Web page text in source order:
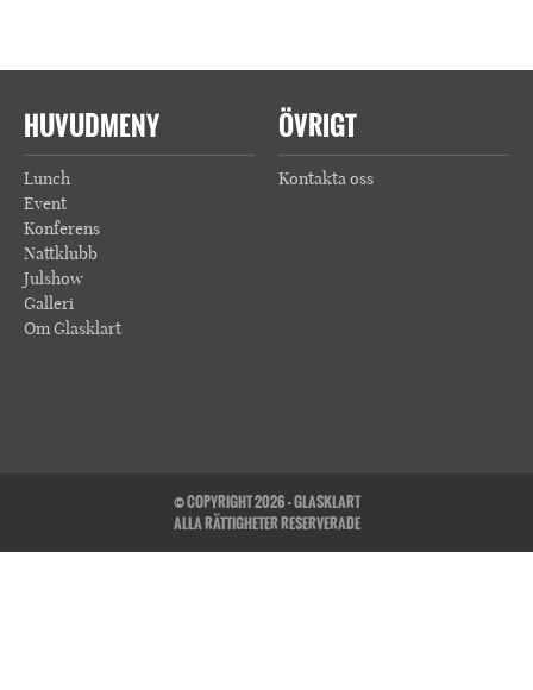
HUVUDMENY
Lunch
Event
Konferens
Nattklubb
Julshow
Galleri
Om Glasklart
ÖVRIGT
Kontakta oss
© COPYRIGHT 2026 - GLASKLART
ALLA RÄTTIGHETER RESERVERADE